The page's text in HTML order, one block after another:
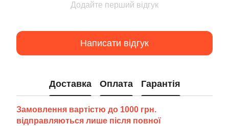
Додайте перший відгук
Написати відгук
Доставка Оплата Гарантія
Замовлення вартістю до 1000 грн.
відправляються лише після повної